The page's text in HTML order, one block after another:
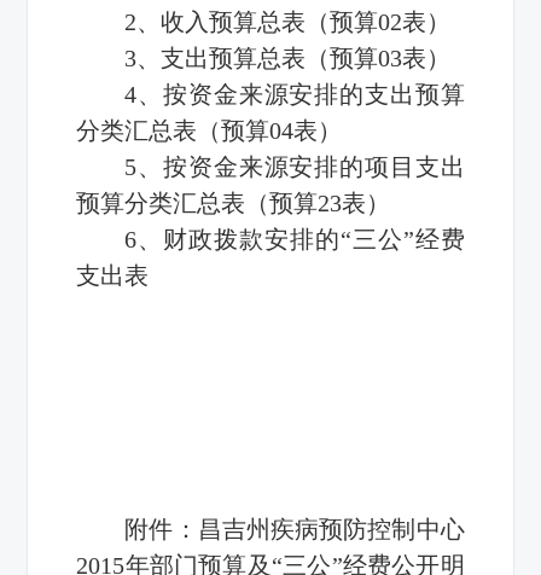
2、收入预算总表（预算02表）
3、支出预算总表（预算03表）
4、按资金来源安排的支出预算
分类汇总表（预算04表）
5、按资金来源安排的项目支出
预算分类汇总表（预算23表）
6、财政拨款安排的“三公”经费
支出表
附件：昌吉州疾病预防控制中心
2015年部门预算及“三公”经费公开明